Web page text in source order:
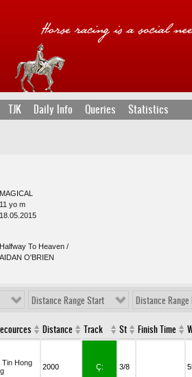
TJK Daily Info Queries Statistics
MAGICAL
11 yo m
18.05.2015
Halfway To Heaven /
AIDAN O'BRIEN
Distance Range Start Distance Range
Distance Track St Finish Time
Tin Hong
2000 Ç: 3/8